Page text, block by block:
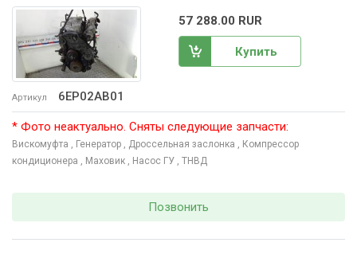
Артикул 6EP02AB01
57 288.00 RUR
Купить
* Фото неактуально. Сняты следующие запчасти:
Вискомуфта , Генератор , Дроссельная заслонка , Компрессор
кондиционера , Маховик , Насос ГУ , ТНВД
Позвонить